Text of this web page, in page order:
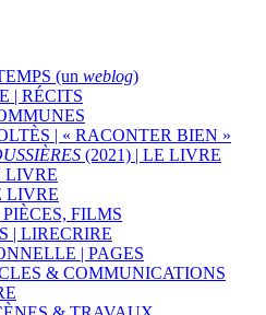
(un weblog)
| RÉCITS
| « RACONTER BIEN »
(2021) | LE LIVRE
LIVRE
LIVRE
FILMS
| LIRECRIRE
| PAGES
& COMMUNICATIONS